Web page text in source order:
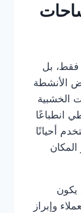
فقط، بل
الأنشطة
الخشبية
انطباعًا
أحيانًا
يكون
وإبراز